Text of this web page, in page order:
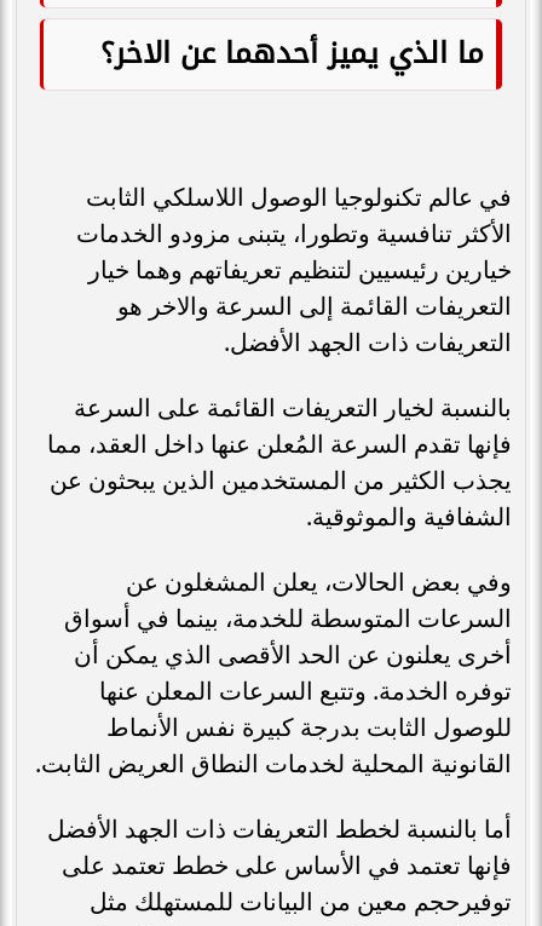
ما الذي يميز أحدهما عن الاخر؟
في عالم تكنولوجيا الوصول اللاسلكي الثابت
الأكثر تنافسية وتطورا، يتبنى مزودو الخدمات
خيارين رئيسيين لتنظيم تعريفاتهم وهما خيار
التعريفات القائمة إلى السرعة والاخر هو
التعريفات ذات الجهد الأفضل.
بالنسبة لخيار التعريفات القائمة على السرعة
فإنها تقدم السرعة المُعلن عنها داخل العقد، مما
يجذب الكثير من المستخدمين الذين يبحثون عن
الشفافية والموثوقية.
وفي بعض الحالات، يعلن المشغلون عن
السرعات المتوسطة للخدمة، بينما في أسواق
أخرى يعلنون عن الحد الأقصى الذي يمكن أن
توفره الخدمة. وتتبع السرعات المعلن عنها
للوصول الثابت بدرجة كبيرة نفس الأنماط
القانونية المحلية لخدمات النطاق العريض الثابت.
أما بالنسبة لخطط التعريفات ذات الجهد الأفضل
فإنها تعتمد في الأساس على خطط تعتمد على
توفيرحجم معين من البيانات للمستهلك مثل